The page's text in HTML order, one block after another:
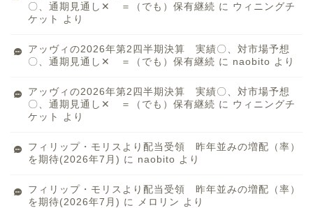
〇、通期見通し✕ ＝（でも）保有継続 に ウィニングチ
ケット
より
アッヴィの2026年第2四半期決算 実績〇、対市場予想
〇、通期見通し✕ ＝（でも）保有継続 に naobito より
アッヴィの2026年第2四半期決算 実績〇、対市場予想
〇、通期見通し✕ ＝（でも）保有継続 に ウィニングチ
ケット
より
フィリップ・モリスより配当受領 昨年並みの増配（率）
を期待(2026年7月) に naobito より
フィリップ・モリスより配当受領 昨年並みの増配（率）
を期待(2026年7月) に メロリン より